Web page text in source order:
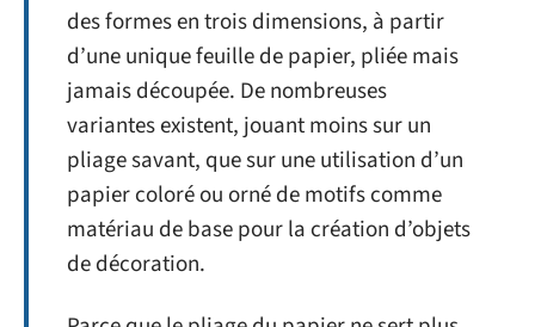
des formes en trois dimensions, à partir
d’une unique feuille de papier, pliée mais
jamais découpée. De nombreuses
variantes existent, jouant moins sur un
pliage savant, que sur une utilisation d’un
papier coloré ou orné de motifs comme
matériau de base pour la création d’objets
de décoration.